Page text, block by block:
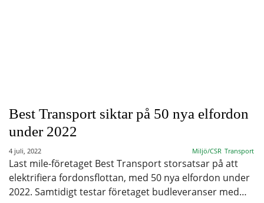
Best Transport siktar på 50 nya elfordon
under 2022
4 juli, 2022 Miljö/CSR Transport
Last mile-företaget Best Transport storsatsar på att
elektrifiera fordonsflottan, med 50 nya elfordon under
2022. Samtidigt testar företaget budleveranser med…